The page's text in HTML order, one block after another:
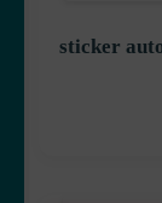
sticker